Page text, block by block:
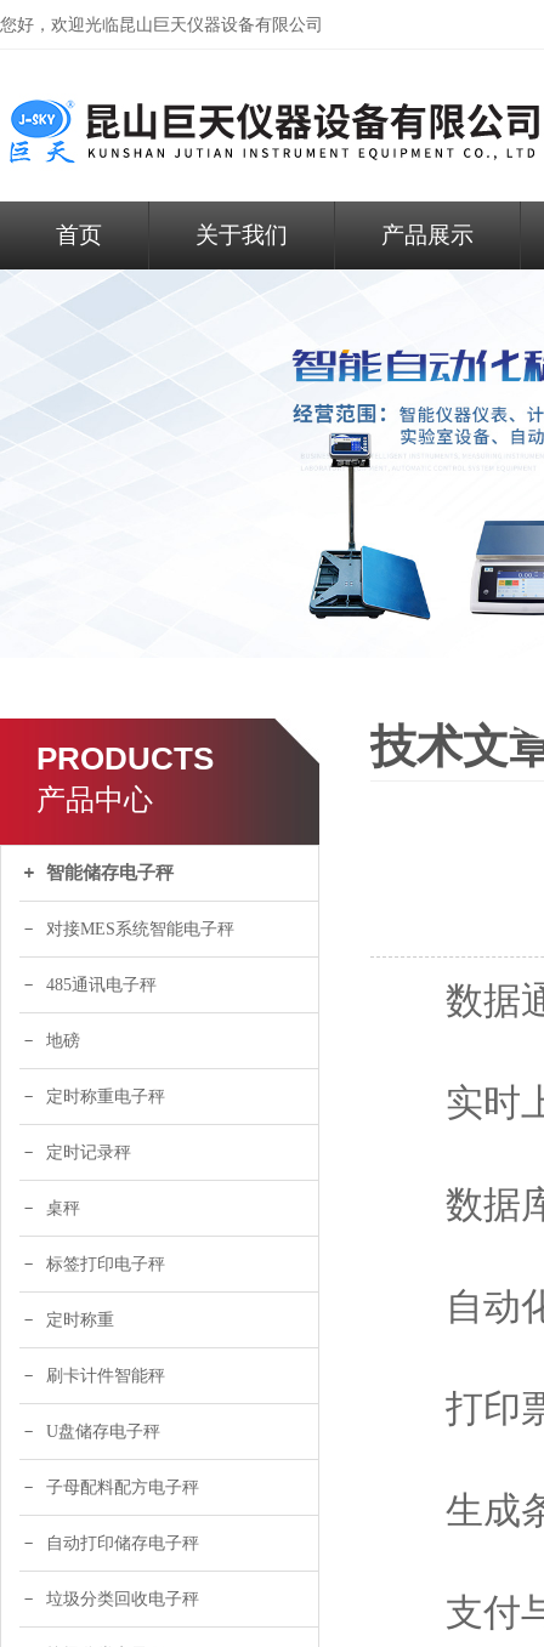
您好，欢迎光临昆山巨天仪器设备有限公司
首页 关于我们 产品展示
PRODUCTS
产品中心
智能储存电子秤
对接MES系统智能电子秤
485通讯电子秤
地磅
定时称重电子秤
定时记录秤
桌秤
标签打印电子秤
定时称重
刷卡计件智能秤
U盘储存电子秤
子母配料配方电子秤
自动打印储存电子秤
垃圾分类回收电子秤
技术文
数据通
实时上
数据库
自动化
打印票
生成条
支付与